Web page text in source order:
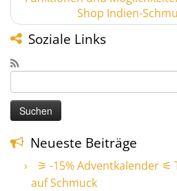
Shop Indien-
Soziale Links
Suchen
nach:
Neueste Beiträge
⚞ -15% Adventkalender ⚟
auf Schmuck